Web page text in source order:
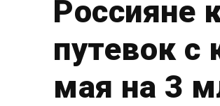
Россияне
путевок с
мая на 3